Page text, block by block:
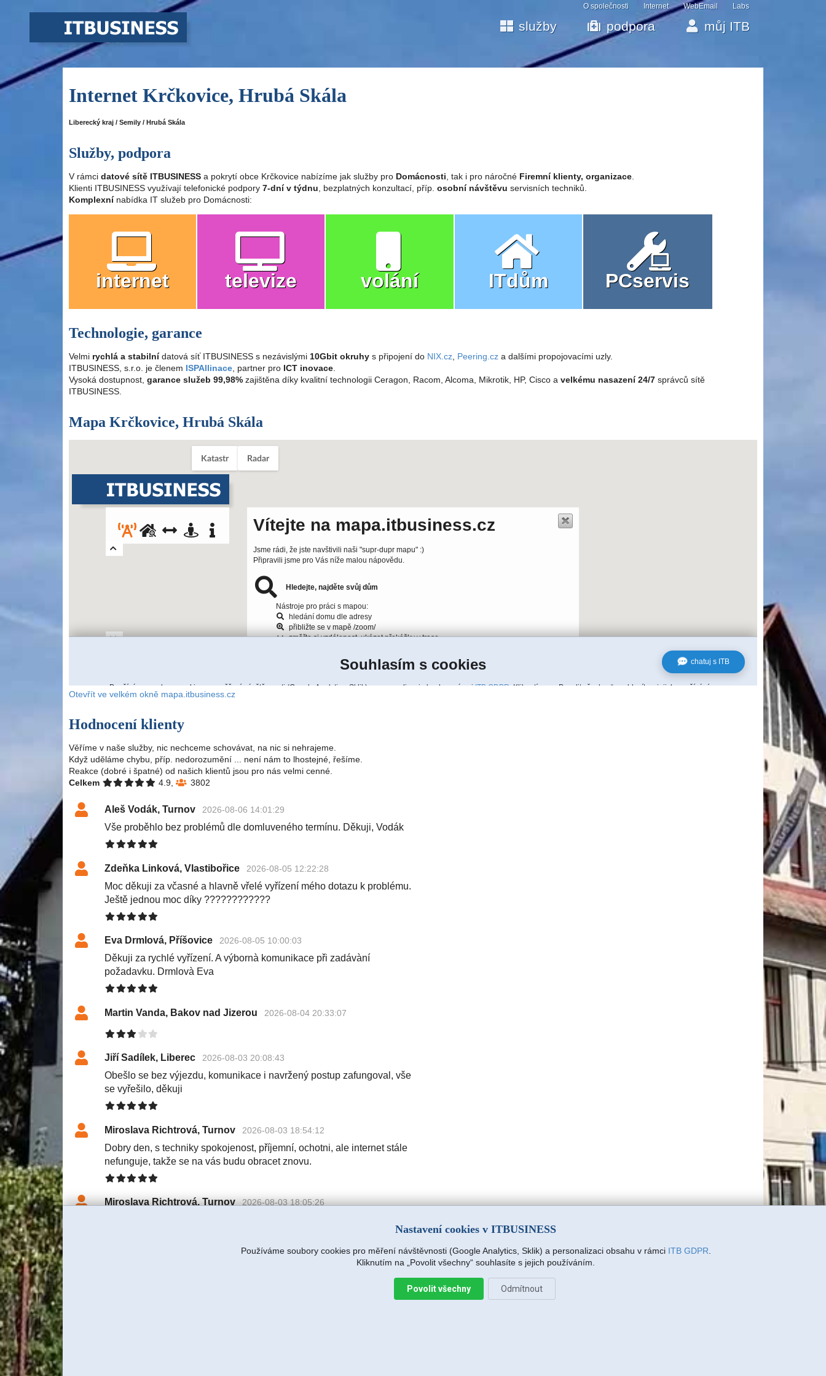
služby podpora můj ITB
O společnosti Internet WebEmail Labs
Internet Krčkovice, Hrubá Skála
Liberecký kraj / Semily / Hrubá Skála
Služby, podpora
V rámci datové sítě ITBUSINESS a pokrytí obce Krčkovice nabízíme jak služby pro Domácnosti , tak i pro náročné Firemní klienty, organizace
Klienti ITBUSINESS využívají telefonické podpory 7-dní v týdnu , bezplatných konzultací, příp. osobní návštěvu servisních techniků.
Komplexnínabídka IT služeb pro Domácnosti:
internet televize volání ITdům PCservis
Technologie, garance
Velmi rychlá a stabilnídatová síť ITBUSINESS s nezávislými 10Gbit okruhy s připojení do NIX.cz Peering.cz a dalšími propojovacími uzly.
ITBUSINESS, s.r.o. je členem ISPAllinace , partner pro ICT inovace
Vysoká dostupnost, garance služeb 99,98% zajištěna díky kvalitní technologii Ceragon, Racom, Alcoma, Mikrotik, HP, Cisco a velkému nasazení 24/7 správců sítě
ITBUSINESS.
Mapa Krčkovice, Hrubá Skála
Otevřít ve velkém okně mapa.itbusiness.cz
Hodnocení klienty
Věříme v naše služby, nic nechceme schovávat, na nic si nehrajeme.
Když uděláme chybu, příp. nedorozumění ... není nám to lhostejné, řešíme.
Reakce (dobré i špatné) od našich klientů jsou pro nás velmi cenné.
Celkem
4.9, 3802
Aleš Vodák, Turnov 2026-08-06 14:01:29
Vše proběhlo bez problémů dle domluveného termínu. Děkuji, Vodák
Zdeňka Linková, Vlastibořice 2026-08-05 12:22:28
Moc děkuji za včasné a hlavně vřelé vyřízení mého dotazu k problému.
Ještě jednou moc díky ????????????
Eva Drmlová, Příšovice 2026-08-05 10:00:03
Děkuji za rychlé vyřízení. A výbornà komunikace při zadávàní
požadavku. Drmlovà Eva
Martin Vanda, Bakov nad Jizerou 2026-08-04 20:33:07
Jiří Sadílek, Liberec 2026-08-03 20:08:43
Obešlo se bez výjezdu, komunikace i navržený postup zafungoval, vše
se vyřešilo, děkuji
Miroslava Richtrová, Turnov 2026-08-03 18:54:12
Dobry den, s techniky spokojenost, příjemní, ochotni, ale internet stále
nefunguje, takže se na vás budu obracet znovu.
Miroslava Richtrová, Turnov 2026-08-03 18:05:26
S klientkou jsme domluvili servis hned na další pracovní den (dnes),
Nastavení cookies v ITBUSINESS
Používáme soubory cookies pro měření návštěvnosti (Google Analytics, Sklik) a personalizaci obsahu v rámci ITB GDPR
Kliknutím na „Povolit všechny“ souhlasíte s jejich používáním.
Povolit všechny Odmítnout